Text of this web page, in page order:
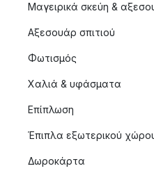
Μαγειρικά σκεύη &
Αξεσουάρ σπιτιού
Φωτισμός
Χαλιά & υφάσματα
Επίπλωση
Έπιπλα εξωτερικού
Δωροκάρτα